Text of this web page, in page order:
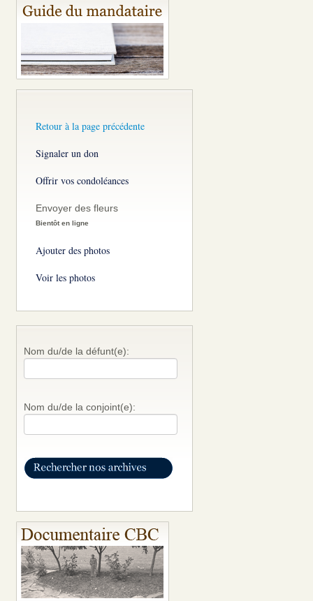
Retour à la page précédente
Signaler un don
Offrir vos condoléances
Envoyer des fleurs
Bientôt en ligne
Ajouter des photos
Voir les photos
Nom du/de la défunt(e):
Nom du/de la conjoint(e):